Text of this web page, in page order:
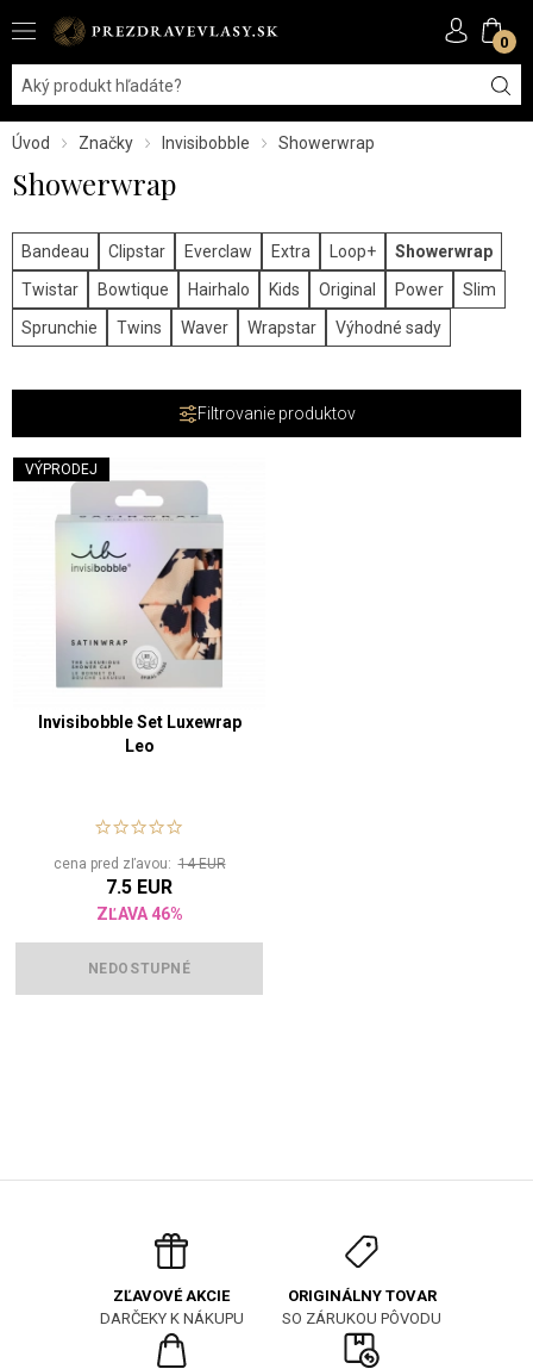
0
Úvod Značky Invisibobble Showerwrap
Showerwrap
Bandeau Clipstar Everclaw Extra Loop+
Showerwrap
Twistar
Bowtique Hairhalo Kids Original Power
Slim
Sprunchie
Twins Waver Wrapstar Výhodné sady
Filtrovanie produktov
VÝPRODEJ
Invisibobble Set Luxewrap
Leo
cena pred zľavou:14 EUR
7.5 EUR
ZĽAVA 46%
NEDOSTUPNÉ
ZĽAVOVÉ AKCIE
DARČEKY K NÁKUPU
ORIGINÁLNY TOVAR
SO ZÁRUKOU PÔVODU